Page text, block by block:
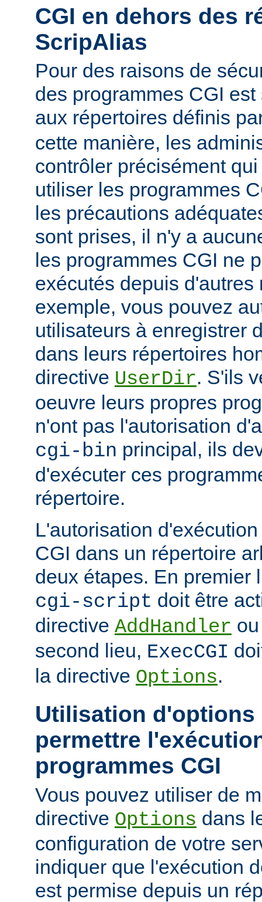
CGI en dehors des
ScripAlias
Pour des raisons de
des programmes CGI
aux répertoires définis
cette manière, les
contrôler précisément
utiliser les programmes
les précautions
sont prises, il n'y a
les programmes CGI ne
exécutés depuis d'autres
exemple, vous pouvez
utilisateurs à enregistrer
dans leurs répertoires
directive UserDir. S'ils
oeuvre leurs propres
n'ont pas l'autorisation
cgi-bin principal, ils
d'exécuter ces
répertoire.
L'autorisation
CGI dans un répertoire
deux étapes. En premier
cgi-script doit être
directive AddHandler
second lieu, ExecCGI
la directive Options.
Utilisation
permettre
programmes CGI
Vous pouvez utiliser de
directive Options dans
configuration de votre
indiquer que l'exécution
est permise depuis un